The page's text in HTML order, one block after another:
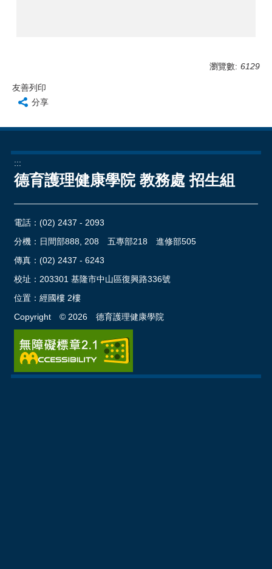
瀏覽數: 6129
友善列印
分享
:::
德育護理健康學院 教務處 招生組
電話： (02) 2437 - 2093
分機：日間部888, 208 五專部218 進修部505
傳真：(02) 2437 - 6243
校址： 203301 基隆市中山區復興路336號
位置： 經國樓 2樓
Copyright © 2026德育護理健康學院